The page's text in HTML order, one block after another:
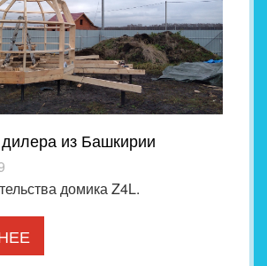
из Башкирии
домика Z4L.